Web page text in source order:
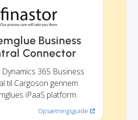
Business
Connector
365 Business
til Cargoson gennem
iPaaS platform.
Opsætningsguide